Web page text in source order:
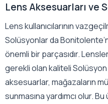
Lens Aksesuarları ve
Lens kullanıcılarının
Solüsyonlar da
önemli bir parçasıdır.
gerekli olan kaliteli
aksesuarlar, mağazaların
sunmasına yardımcı olur. Bu